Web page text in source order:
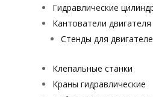
Гидравлические
Кантователи двигателя
Стенды для
Клепальные станки
Краны гидравлические